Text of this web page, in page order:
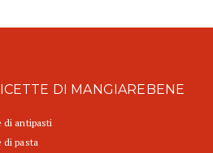
DI MANGIAREBENE
di antipasti
di pasta